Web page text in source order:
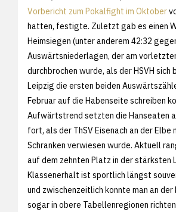
Vorbericht zum Pokalfight im Oktober
hatten, festigte. Zuletzt gab es einen
Heimsiegen (unter anderem 42:32
Auswärtsniederlagen, der am
durchbrochen wurde, als der HSVH sich
Leipzig die ersten beiden
Februar auf die Habenseite schreiben
Aufwärtstrend setzten die Hanseaten
fort, als der ThSV Eisenach an der Elbe
Schranken verwiesen wurde. Aktuell
auf dem zehnten Platz in der stärksten
Klassenerhalt ist sportlich längst
und zwischenzeitlich konnte man an der
sogar in obere Tabellenregionen